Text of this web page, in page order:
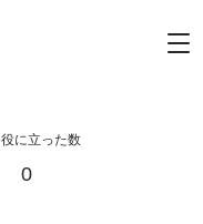
役に立った数
0